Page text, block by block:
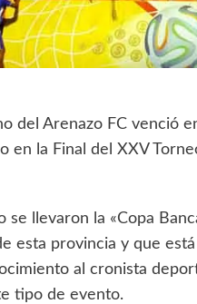
del Arenazo FC venció
en la Final del XXV
se llevaron la «Copa
esta provincia y que
al cronista
tipo de evento.